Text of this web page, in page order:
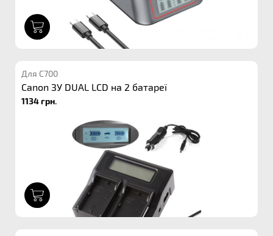
Для C700
Canon ЗУ DUAL LCD на 2 батареї
1134 грн.